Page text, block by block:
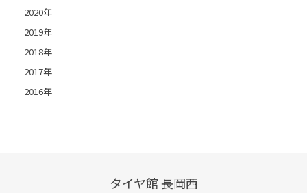
2020年
2019年
2018年
2017年
2016年
タイヤ館 長岡西